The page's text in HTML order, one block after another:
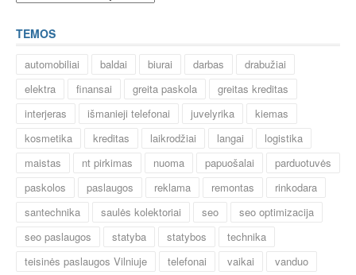
TEMOS
automobiliai baldai biurai darbas
drabužiai
elektra
finansai greita paskola
greitas kreditas
interjeras
išmanieji telefonai juvelyrika
kiemas
kosmetika
kreditas laikrodžiai langai
logistika
maistas
nt pirkimas nuoma papuošalai
parduotuvės
paskolos
paslaugos reklama remontas
rinkodara
santechnika
saulės kolektoriai seo
seo optimizacija
seo paslaugos
statyba statybos
technika
teisinės paslaugos Vilniuje
telefonai vaikai
vanduo